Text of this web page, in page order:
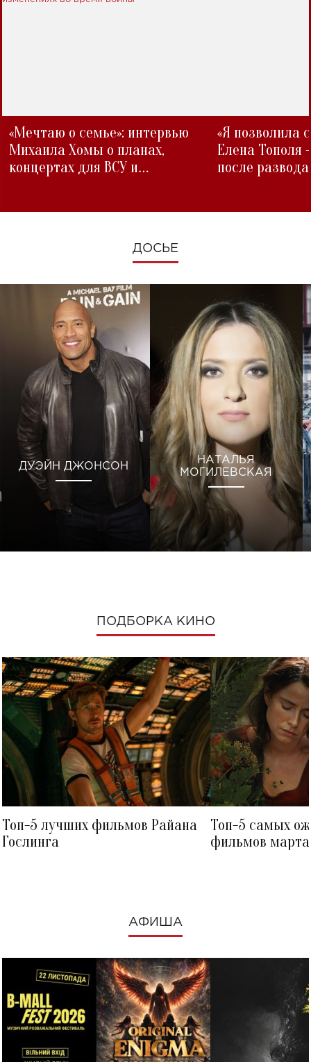
«Мечтаю о семье»: интервью
Михаила Хомы о планах,
концертах для ВСУ и
«Я позволила
Елена Тополя
после развода
ДОСЬЕ
ДУЭЙН ДЖОНСОН
НАТАЛЬЯ
МОГИЛЕВСКАЯ
ПОДБОРКА КИНО
Топ-5 лучших фильмов Райана
Гослинга
Топ-5 самых
фильмов
АФИША